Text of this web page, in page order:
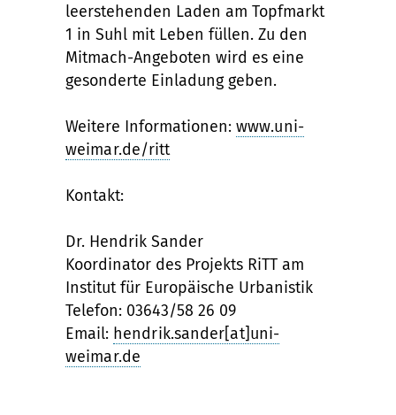
leerstehenden Laden am Topfmarkt
1 in Suhl mit Leben füllen. Zu den
Mitmach-Angeboten wird es eine
gesonderte Einladung geben.
Weitere Informationen: www.uni-
weimar.de/ritt
Kontakt:
Dr. Hendrik Sander
Koordinator des Projekts RiTT am
Institut für Europäische Urbanistik
Telefon: 03643/58 26 09
Email: hendrik.sander[at]uni-
weimar.de